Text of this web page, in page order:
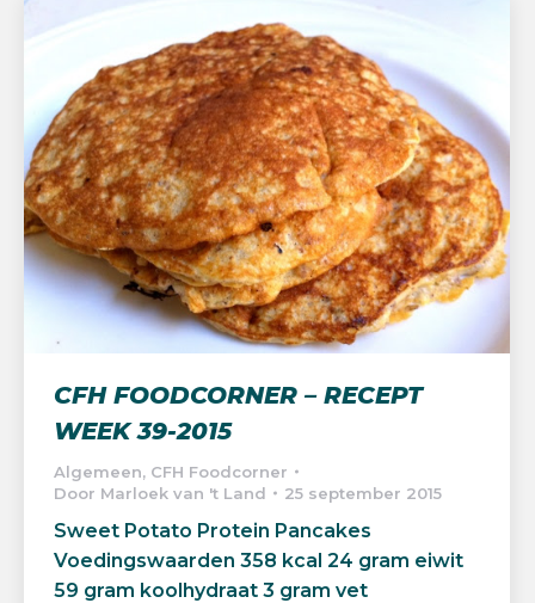
CFH FOODCORNER – RECEPT
WEEK 39-2015
Algemeen, CFH Foodcorner
Door Marloek van 't Land 25 september 2015
Sweet Potato Protein Pancakes
Voedingswaarden 358 kcal 24 gram eiwit
59 gram koolhydraat 3 gram vet